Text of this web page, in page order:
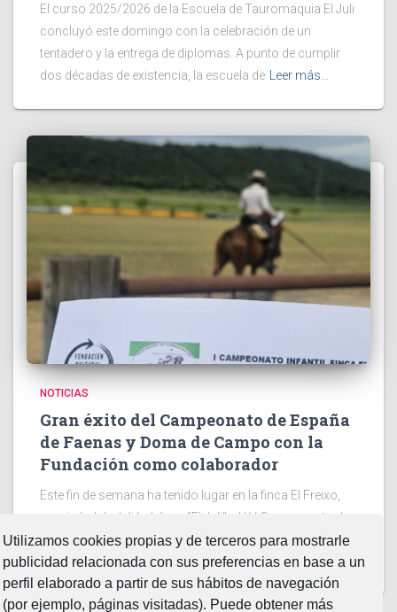
Utilizamos cookies propias y de terceros para mostrarle
publicidad relacionada con sus preferencias en base a un
perfil elaborado a partir de sus hábitos de navegación
(por ejemplo, páginas visitadas). Puede obtener más
El curso 2025/2026 de la Escuela de Tauromaquia El Juli
concluyó este domingo con la celebración de un
tentadero y la entrega de diplomas. A punto de cumplir
dos décadas de existencia, la escuela de Leer más…
NOTICIAS
Gran éxito del Campeonato de España
de Faenas y Doma de Campo con la
Fundación como colaborador
Este fin de semana ha tenido lugar en la finca El Freixo,
propiedad de Julián López “El Juli”. el LV Campeonato de
España Intercomunitario de Faenas y Doma de Campo
2026. Dos jornadas en la Leer más…